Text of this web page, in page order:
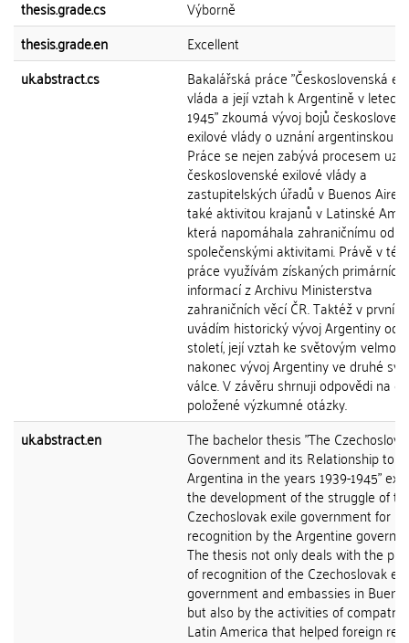
thesis.grade.cs
Výborně
thesis.grade.en
Excellent
uk.abstract.cs
Bakalářská práce "Československá
vláda a její vztah k Argentině v letech
1945" zkoumá vývoj bojů
exilové vlády o uznání argentinskou
Práce se nejen zabývá procesem
československé exilové vlády a
zastupitelských úřadů v Buenos
také aktivitou krajanů v Latinské
která napomáhala zahraničnímu
společenskými aktivitami. Právě v
práce využívám získaných primárních
informací z Archivu Ministerstva
zahraničních věcí ČR. Taktéž v první
uvádím historický vývoj Argentiny od
století, její vztah ke světovým
nakonec vývoj Argentiny ve druhé
válce. V závěru shrnuji odpovědi na
položené výzkumné otázky.
uk.abstract.en
The bachelor thesis "The
Government and its Relationship to
Argentina in the years 1939-1945"
the development of the struggle of
Czechoslovak exile government for
recognition by the Argentine
The thesis not only deals with the
of recognition of the Czechoslovak
government and embassies in
but also by the activities of
Latin America that helped foreign